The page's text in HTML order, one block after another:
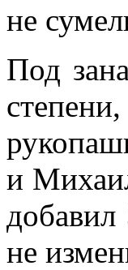
не
Под
и
не